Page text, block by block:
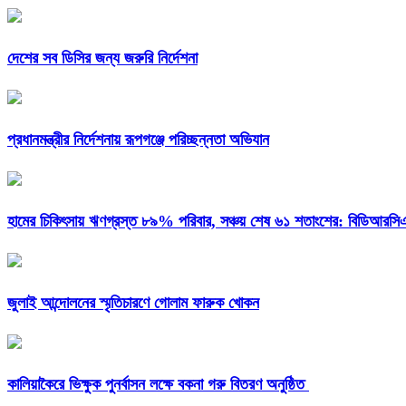
দেশের সব ডিসির জন্য জরুরি নির্দেশনা
প্রধানমন্ত্রীর নির্দেশনায় রূপগঞ্জে পরিচ্ছন্নতা অভিযান
হামের চিকিৎসায় ঋণগ্রস্ত ৮৯% পরিবার, সঞ্চয় শেষ ৬১ শতাংশের:
জুলাই আন্দোলনের স্মৃতিচারণে গোলাম ফারুক খোকন
কালিয়াকৈরে ভিক্ষুক পুনর্বাসন লক্ষে বকনা গরু বিতরণ অনুষ্ঠিত